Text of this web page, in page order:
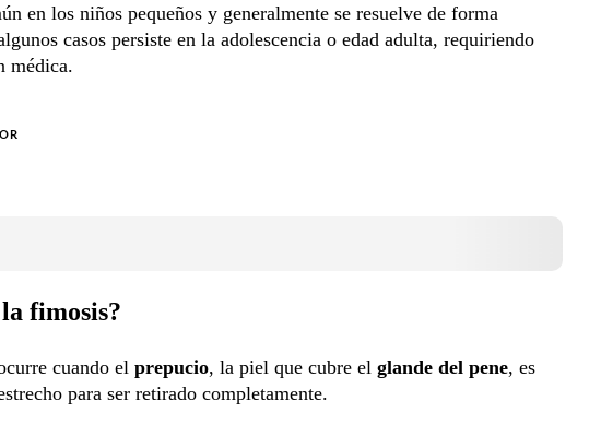
en los niños pequeños y generalmente se resuelve de forma
casos persiste en la adolescencia o edad adulta, requiriendo
médica.
fimosis?
cuando el prepucio, la piel que cubre el glande del pene, es
para ser retirado completamente.